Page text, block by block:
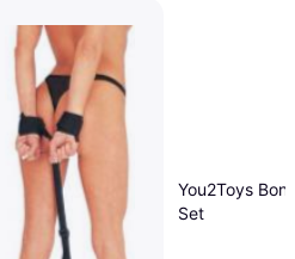
You2Toys
Set